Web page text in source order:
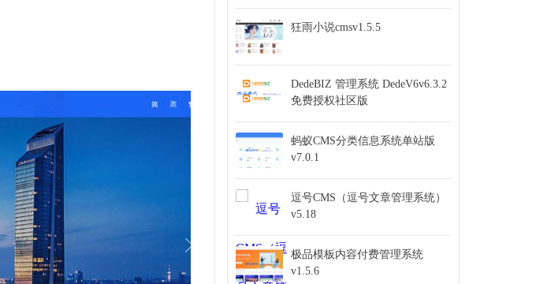
狂雨小说cmsv1.5.5
DedeBIZ 管理系统 DedeV6v6.3.2
免费授权社区版
蚂蚁CMS分类信息系统单站版
v7.0.1
逗号CMS（逗号文章管理系统）
v5.18
极品模板内容付费管理系统
v1.5.6